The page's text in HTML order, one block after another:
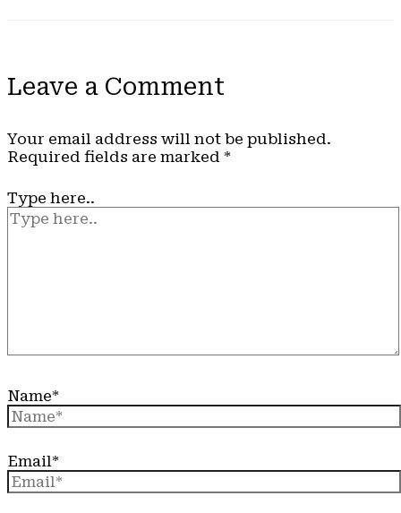
Leave a Comment
Your email address will not be published.
Required fields are marked *
Type here..
Name*
Email*